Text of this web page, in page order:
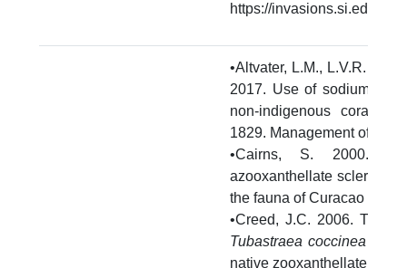
https://invasions.si.edu/
•Altvater, L.M., L.V.R.
2017. Use of sodium
non-indigenous coral
1829. Management of
•Cairns, S. 2000. A
azooxanthellate
the fauna of Curacao and
•Creed, J.C. 2006. Two
Tubastraea coccinea
native zooxanthellate